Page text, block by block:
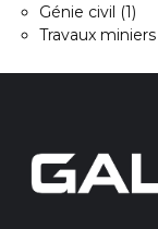
Génie civil (1)
Travaux miniers